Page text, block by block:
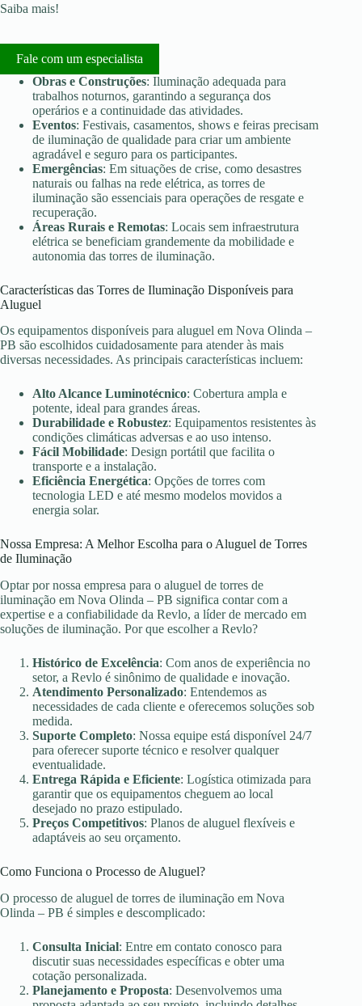
Saiba mais!
Fale com um especialista
Obras e Construções: Iluminação adequada para
trabalhos noturnos, garantindo a segurança dos
operários e a continuidade das atividades.
Eventos: Festivais, casamentos, shows e feiras precisam
de iluminação de qualidade para criar um ambiente
agradável e seguro para os participantes.
Emergências: Em situações de crise, como desastres
naturais ou falhas na rede elétrica, as torres de
iluminação são essenciais para operações de resgate e
recuperação.
Áreas Rurais e Remotas: Locais sem infraestrutura
elétrica se beneficiam grandemente da mobilidade e
autonomia das torres de iluminação.
Características das Torres de Iluminação Disponíveis para
Aluguel
Os equipamentos disponíveis para aluguel em Nova Olinda –
PB são escolhidos cuidadosamente para atender às mais
diversas necessidades. As principais características incluem:
Alto Alcance Luminotécnico: Cobertura ampla e
potente, ideal para grandes áreas.
Durabilidade e Robustez: Equipamentos resistentes às
condições climáticas adversas e ao uso intenso.
Fácil Mobilidade: Design portátil que facilita o
transporte e a instalação.
Eficiência Energética: Opções de torres com
tecnologia LED e até mesmo modelos movidos a
energia solar.
Nossa Empresa: A Melhor Escolha para o Aluguel de Torres
de Iluminação
Optar por nossa empresa para o aluguel de torres de
iluminação em Nova Olinda – PB significa contar com a
expertise e a confiabilidade da Revlo, a líder de mercado em
soluções de iluminação. Por que escolher a Revlo?
Histórico de Excelência: Com anos de experiência no
setor, a Revlo é sinônimo de qualidade e inovação.
Atendimento Personalizado: Entendemos as
necessidades de cada cliente e oferecemos soluções sob
medida.
Suporte Completo: Nossa equipe está disponível 24/7
para oferecer suporte técnico e resolver qualquer
eventualidade.
Entrega Rápida e Eficiente: Logística otimizada para
garantir que os equipamentos cheguem ao local
desejado no prazo estipulado.
Preços Competitivos: Planos de aluguel flexíveis e
adaptáveis ao seu orçamento.
Como Funciona o Processo de Aluguel?
O processo de aluguel de torres de iluminação em Nova
Olinda – PB é simples e descomplicado:
Consulta Inicial: Entre em contato conosco para
discutir suas necessidades específicas e obter uma
cotação personalizada.
Planejamento e Proposta: Desenvolvemos uma